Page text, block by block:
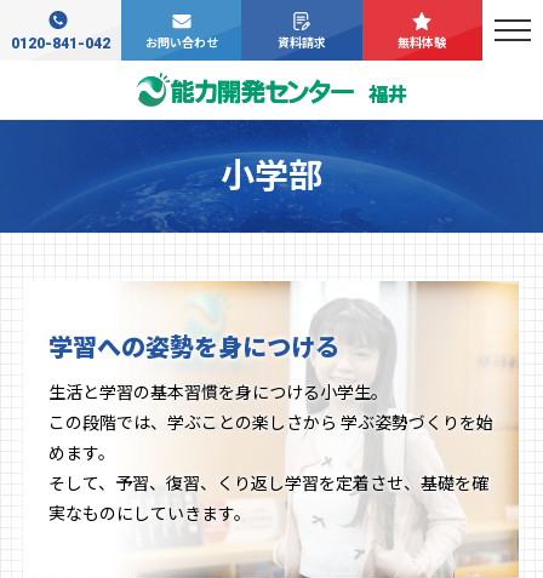
福井
0120-841-042 お問い合わせ 資料請求 無料体験
小学部
学習への姿勢を身につける
生活と学習の基本習慣を身につける小学生。
この段階では、学ぶことの楽しさから 学ぶ姿勢づくりを始
めます。
そして、予習、復習、くり返し学習を定着させ、基礎を確
実なものにしていきます。